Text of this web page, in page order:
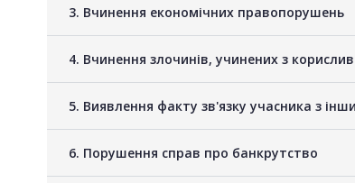
3. Вчинення економічних правопорушень
4. Вчинення злочинів, учинених з
5. Виявлення факту зв'язку учасника з
6. Порушення справ про банкрутство